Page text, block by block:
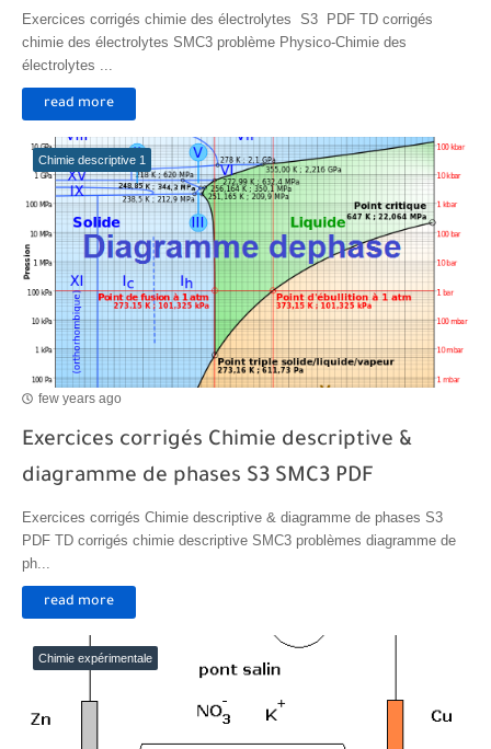
Exercices corrigés chimie des électrolytes S3 PDF TD corrigés
chimie des électrolytes SMC3 problème Physico-Chimie des
électrolytes ...
read more
Chimie descriptive 1
few years ago
Exercices corrigés Chimie descriptive &
diagramme de phases S3 SMC3 PDF
Exercices corrigés Chimie descriptive & diagramme de phases S3
PDF TD corrigés chimie descriptive SMC3 problèmes diagramme de
ph...
read more
Chimie expérimentale